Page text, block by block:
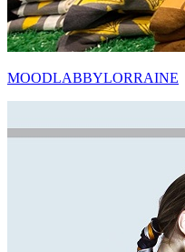
MOODLABBYLORRAINE